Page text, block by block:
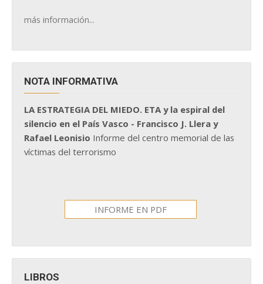
más información...
NOTA INFORMATIVA
LA ESTRATEGIA DEL MIEDO. ETA y la espiral del
silencio en el País Vasco - Francisco J. Llera y
Rafael Leonisio Informe del centro memorial de las
víctimas del terrorismo
INFORME EN PDF
LIBROS